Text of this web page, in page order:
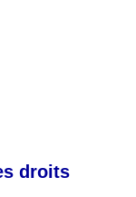
droits